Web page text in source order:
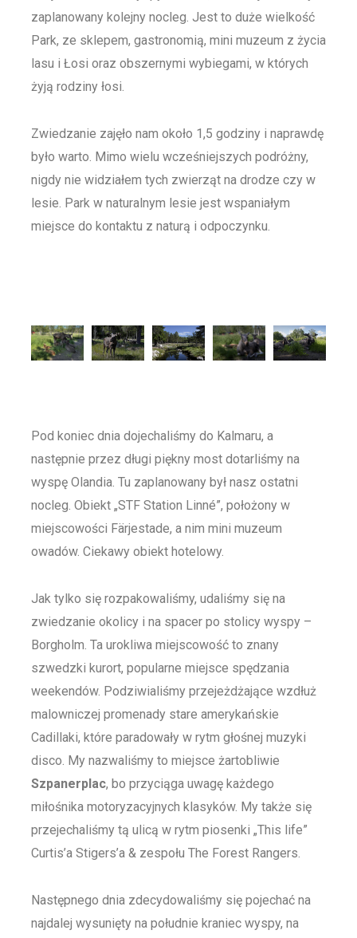
zaplanowany kolejny nocleg. Jest to duże wielkość
Park, ze sklepem, gastronomią, mini muzeum z życia
lasu i Łosi oraz obszernymi wybiegami, w których
żyją rodziny łosi.
Zwiedzanie zajęło nam około 1,5 godziny i naprawdę
było warto. Mimo wielu wcześniejszych podróżny,
nigdy nie widziałem tych zwierząt na drodze czy w
lesie. Park w naturalnym lesie jest wspaniałym
miejsce do kontaktu z naturą i odpoczynku.
Pod koniec dnia dojechaliśmy do Kalmaru, a
następnie przez długi piękny most dotarliśmy na
wyspę Olandia. Tu zaplanowany był nasz ostatni
nocleg. Obiekt „STF Station Linné”, położony w
miejscowości Färjestade, a nim mini muzeum
owadów. Ciekawy obiekt hotelowy.
Jak tylko się rozpakowaliśmy, udaliśmy się na
zwiedzanie okolicy i na spacer po stolicy wyspy –
Borgholm. Ta urokliwa miejscowość to znany
szwedzki kurort, popularne miejsce spędzania
weekendów. Podziwialiśmy przejeżdżające wzdłuż
malowniczej promenady stare amerykańskie
Cadillaki, które paradowały w rytm głośnej muzyki
disco. My nazwaliśmy to miejsce żartobliwie
Szpanerplac, bo przyciąga uwagę każdego
miłośnika motoryzacyjnych klasyków. My także się
przejechaliśmy tą ulicą w rytm piosenki „This life”
Curtis’a Stigers’a & zespołu The Forest Rangers.
Następnego dnia zdecydowaliśmy się pojechać na
najdalej wysunięty na południe kraniec wyspy, na